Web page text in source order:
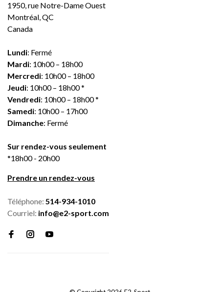
1950, rue Notre-Dame Ouest
Montréal, QC
Canada
Lundi: Fermé
Mardi: 10h00 – 18h00
Mercredi: 10h00 – 18h00
Jeudi: 10h00 – 18h00 *
Vendredi: 10h00 – 18h00 *
Samedi: 10h00 – 17h00
Dimanche: Fermé
Sur rendez-vous seulement
*18h00 - 20h00
Prendre un rendez-vous
Téléphone: 514-934-1010
Courriel: info@e2-sport.com